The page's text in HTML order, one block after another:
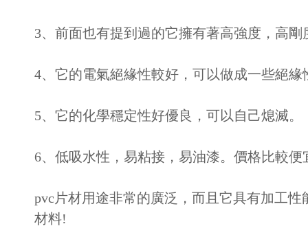
3、前面也有提到過的它擁有著高強度，高
4、它的電氣絕緣性較好，可以做成一些絕緣
5、它的化學穩定性好優良，可以自己熄滅。
6、低吸水性，易粘接，易油漆。價格比較便
pvc片材用途非常的廣泛，而且它具有加工
材料!